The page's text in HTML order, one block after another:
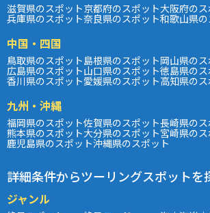
滋賀県のスポット京都府のスポット大阪府のス
兵庫県のスポット奈良県のスポット和歌山県
中国・四国
鳥取県のスポット島根県のスポット岡山県の
広島県のスポット山口県のスポット徳島県のス
香川県のスポット愛媛県のスポット高知県の
九州・沖縄
福岡県のスポット佐賀県のスポット長崎県のス
熊本県のスポット大分県のスポット宮崎県の
鹿児島県のスポット沖縄県のスポット
詳細条件からツーリングスポットを
ジャンル